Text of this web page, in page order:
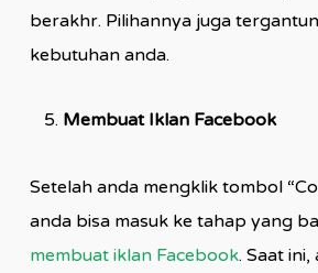
berakhr. Pilihannya juga
kebutuhan anda.
Membuat Iklan Facebook
Setelah anda mengklik tombol
anda bisa masuk ke tahap yang
membuat iklan Facebook. Saat